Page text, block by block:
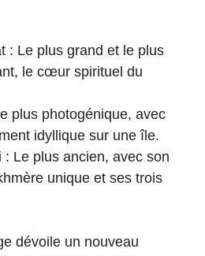
: Le plus grand et le plus
le cœur spirituel du
plus photogénique, avec
idyllique sur une île.
: Le plus ancien, avec son
unique et ses trois
dévoile un nouveau